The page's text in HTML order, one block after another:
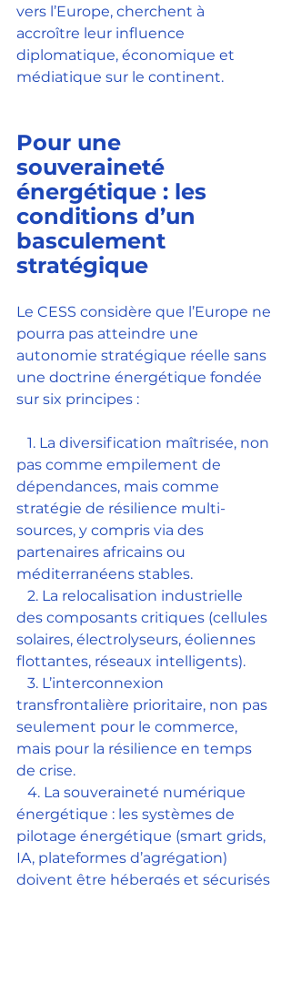
vers l’Europe, cherchent à
accroître leur influence
diplomatique, économique et
médiatique sur le continent.
Pour une
souveraineté
énergétique : les
conditions d’un
basculement
stratégique
Le CESS considère que l’Europe ne
pourra pas atteindre une
autonomie stratégique réelle sans
une doctrine énergétique fondée
sur six principes :
pas comme empilement de
dépendances, mais comme
stratégie de résilience multi-
sources, y compris via des
partenaires africains ou
méditerranéens stables.
des composants critiques (cellules
solaires, électrolyseurs, éoliennes
flottantes, réseaux intelligents).
transfrontalière prioritaire, non pas
seulement pour le commerce,
mais pour la résilience en temps
de crise.
énergétique : les systèmes de
pilotage énergétique (smart grids,
IA, plateformes d’agrégation)
doivent être hébergés et sécurisés